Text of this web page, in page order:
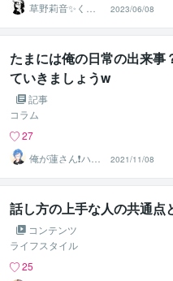
草野莉音✨くさ
のりお
2023/06/08
たまには俺の日常の出来事
ていきましょうw
記事
コラム
27
俺が蓮さん❗️ハス
じゃありません
w
2021/11/08
話し方の上手な人の共通点
コンテンツ
ライフスタイル
25